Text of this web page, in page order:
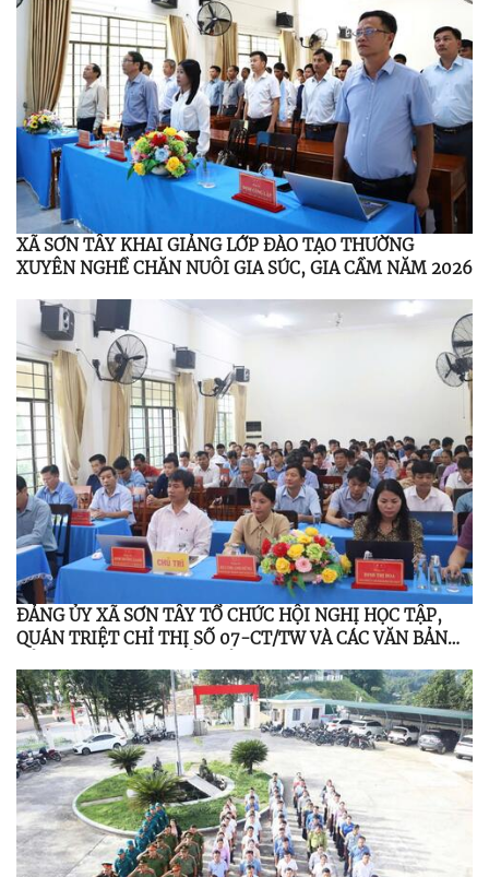
XÃ SƠN TÂY KHAI GIẢNG LỚP ĐÀO TẠO THƯỜNG
XUYÊN NGHỀ CHĂN NUÔI GIA SÚC, GIA CẦM NĂM 2026
ĐẢNG ỦY XÃ SƠN TÂY TỔ CHỨC HỘI NGHỊ HỌC TẬP,
QUÁN TRIỆT CHỈ THỊ SỐ 07-CT/TW VÀ CÁC VĂN BẢN